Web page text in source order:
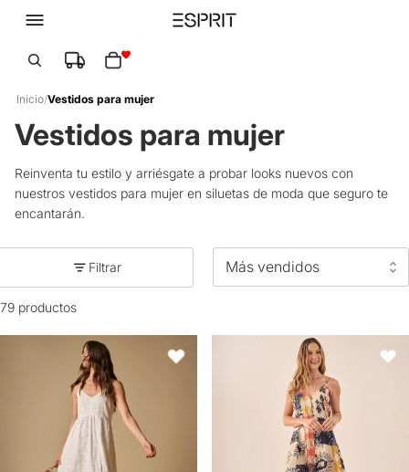
Inicio/Vestidos para mujer
Vestidos para mujer
Reinventa tu estilo y arriésgate a probar looks nuevos con
nuestros vestidos para mujer en siluetas de moda que seguro te
encantarán.
Filtrar
79 productos
Vestido largo bordado de tiras - Blanco
Favoritos
Vestido Patchwork Floral con